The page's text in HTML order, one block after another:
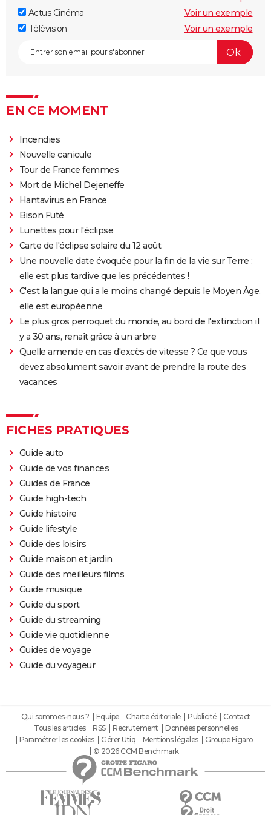
les jouent dans God save the Tuche ?
On sourit pour la photo
La Grande Vadrouille : Louis de Funès s'est entraîné
pendant trois mois pour cette scène qui ne dure
une suite ?
nominations aux Oscars ont provoqué un tollé
Astérix et Obélix et L'Empire du Milieu : casting,
streaming, critiques, avis... Tout savoir
Kaamelott, premier volet : quand sort la suite du film
au cinéma ?
bourde lors du tournage, l'avez-vous remarquée à
Qu'est-ce qu'on a fait au Bon Dieu 3 : une suite est-
elle prévue ?
Fratè
Les Tuche 4 : la mort de Michel Blanc a été "terrible"
pour Jean-Paul Rouve
En même temps
Monty Python, Sacré Graal
The French Dispatch : faut-il voir le dernier Wes
Anderson ? Critiques
La Traversée
Gaston Lagaffe : intrigue, avis, streaming... Tout sur
l'adaptation de la BD culte
Actus Cinéma
Voir un exemple
Télévision
Voir un exemple
EN CE MOMENT
Incendies
Nouvelle canicule
Tour de France femmes
Mort de Michel Dejeneffe
Hantavirus en France
Bison Futé
Lunettes pour l'éclipse
Carte de l'éclipse solaire du 12 août
Une nouvelle date évoquée pour la fin de la vie sur Terre :
elle est plus tardive que les précédentes !
C'est la langue qui a le moins changé depuis le Moyen Âge,
elle est européenne
Le plus gros perroquet du monde, au bord de l'extinction il
y a 30 ans, renaît grâce à un arbre
Quelle amende en cas d'excès de vitesse ? Ce que vous
devez absolument savoir avant de prendre la route des
vacances
FICHES PRATIQUES
Guide auto
Guide de vos finances
Guides de France
Guide high-tech
Guide histoire
Guide lifestyle
Guide des loisirs
Guide maison et jardin
Guide des meilleurs films
Guide musique
Guide du sport
Guide du streaming
Guide vie quotidienne
Guides de voyage
Guide du voyageur
Qui sommes-nous ? Equipe Charte éditoriale Publicité
Contact
Tous les articles
RSS Recrutement
Données personnelles
Paramétrer les cookies
Gérer Utiq Mentions légales
Groupe Figaro
© 2026 CCM Benchmark